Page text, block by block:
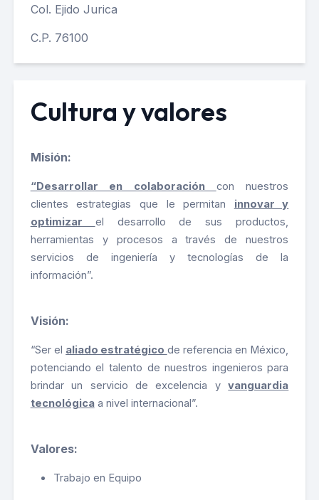
Col. Ejido Jurica
C.P. 76100
Cultura y valores
Misión:
“Desarrollar en colaboración con nuestros
clientes estrategias que le permitan innovar y
optimizar el desarrollo de sus productos,
herramientas y procesos a través de nuestros
servicios de ingeniería y tecnologías de la
información”.
Visión:
“Ser el aliado estratégico de referencia en México,
potenciando el talento de nuestros ingenieros para
brindar un servicio de excelencia yvanguardia
tecnológicaa nivel internacional”.
Valores:
Trabajo en Equipo